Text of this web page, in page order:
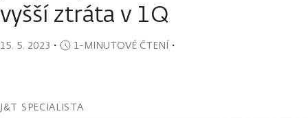
vyšší ztráta v 1Q
15. 5. 2023 ・ 1-MINUTOVÉ ČTENÍ・
J&T SPECIALISTA